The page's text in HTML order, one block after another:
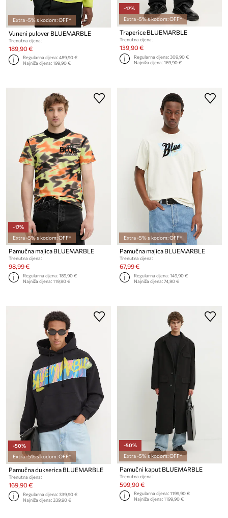
Extra -5% s kodom: OFF*
Vuneni pulover BLUEMARBLE
Trenutna cijena:
189,90 €
Regularna cijena:489,90 €
Najniža cijena:199,90 €
-17%
Extra -5% s kodom: OFF*
Traperice BLUEMARBLE
Trenutna cijena:
139,90 €
Regularna cijena:309,90 €
Najniža cijena:169,90 €
-17%
Extra -5% s kodom: OFF*
Pamučna majica BLUEMARBLE
Trenutna cijena:
98,99 €
Regularna cijena:189,90 €
Najniža cijena:119,90 €
Extra -5% s kodom: OFF*
Pamučna majica BLUEMARBLE
Trenutna cijena:
67,99 €
Regularna cijena:149,90 €
Najniža cijena:74,90 €
-50%
Extra -5% s kodom: OFF*
Pamučna dukserica BLUEMARBLE
Trenutna cijena:
169,90 €
Regularna cijena:339,90 €
Najniža cijena:339,90 €
-50%
Extra -5% s kodom: OFF*
Pamučni kaput BLUEMARBLE
Trenutna cijena:
599,90 €
Regularna cijena:1199,90 €
Najniža cijena:1199,90 €